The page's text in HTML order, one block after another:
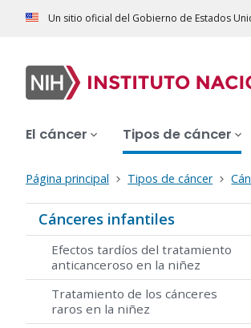
Un sitio oficial del Gobierno de Estados
El cáncer Tipos de cáncer
Página principal Tipos de cáncer
Cánceres infantiles
Efectos tardíos del tratamiento
anticanceroso en la niñez
Tratamiento de los cánceres
raros en la niñez